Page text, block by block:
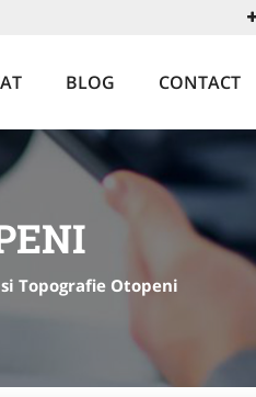
BLOG CONTACT
Topografie Otopeni